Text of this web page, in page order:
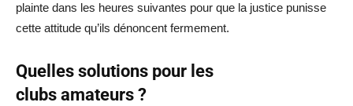
plainte dans les heures suivantes pour que la justice punisse
cette attitude qu’ils dénoncent fermement.
Quelles solutions pour les
clubs amateurs ?